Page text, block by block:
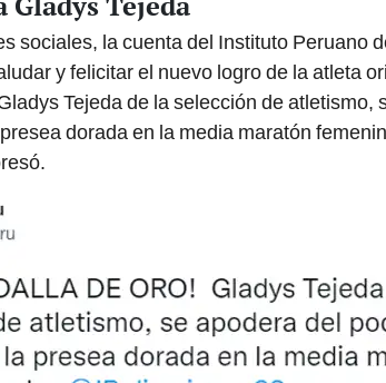
sociales, la cuenta del Instituto Peruano
y felicitar el nuevo logro de la atleta
Tejeda de la selección de atletismo,
dorada en la media maratón